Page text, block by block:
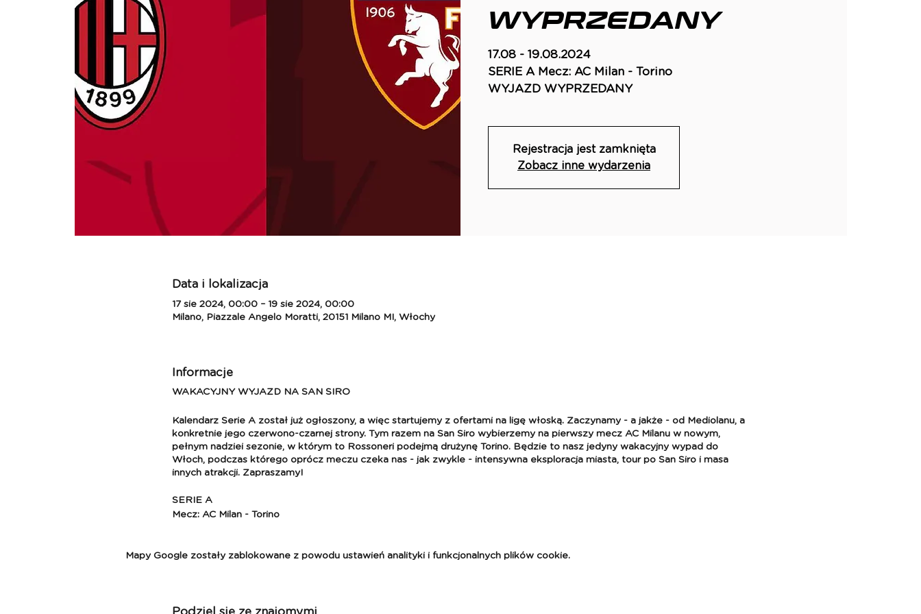
WYPRZEDANY
17.08 - 19.08.2024
SERIE A Mecz: AC Milan - Torino
WYJAZD WYPRZEDANY
Rejestracja jest zamknięta
Zobacz inne wydarzenia
Data i lokalizacja
17 sie 2024, 00:00 – 19 sie 2024, 00:00
Milano, Piazzale Angelo Moratti, 20151 Milano MI, Włochy
Informacje
WAKACYJNY WYJAZD NA SAN SIRO
Kalendarz Serie A został już ogłoszony, a więc startujemy z ofertami na ligę włoską. Zaczynamy - a jakże - od Mediolanu, a
konkretnie jego czerwono-czarnej strony. Tym razem na San Siro wybierzemy na pierwszy mecz AC Milanu w nowym,
pełnym nadziei sezonie, w którym to Rossoneri podejmą drużynę Torino. Będzie to nasz jedyny wakacyjny wypad do
Włoch, podczas którego oprócz meczu czeka nas - jak zwykle - intensywna eksploracja miasta, tour po San Siro i masa
innych atrakcji. Zapraszamy!
SERIE A
Mecz: AC Milan - Torino
Mapy Google zostały zablokowane z powodu ustawień analityki i funkcjonalnych plików cookie.
Podziel się ze znajomymi